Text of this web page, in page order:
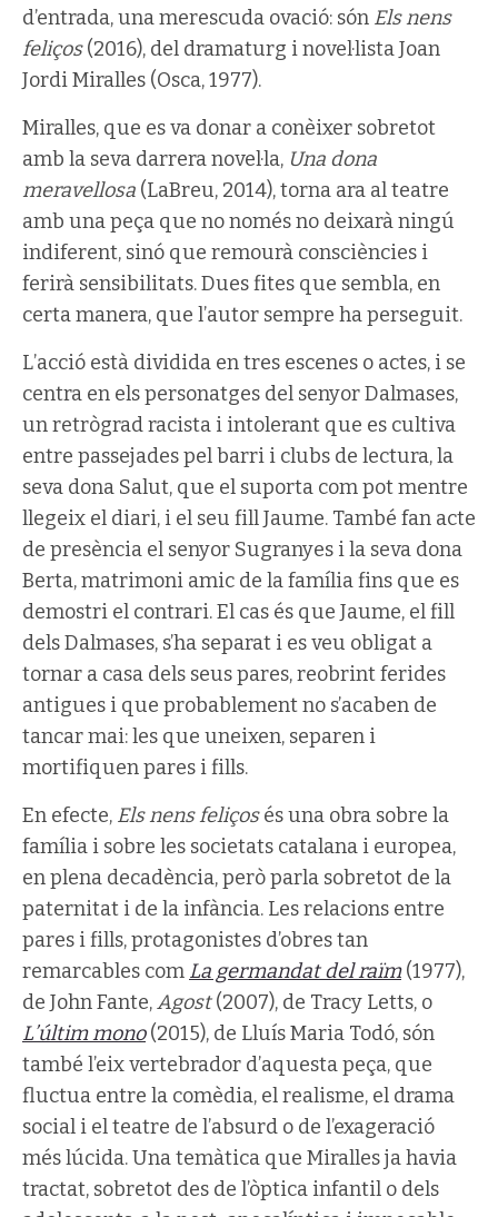
d’entrada, una merescuda ovació: són Els nens
feliços(2016), del dramaturg i novel·lista Joan
Jordi Miralles (Osca, 1977).
Miralles, que es va donar a conèixer sobretot
amb la seva darrera novel·la, Una dona
meravellosa (LaBreu, 2014), torna ara al teatre
amb una peça que no només no deixarà ningú
indiferent, sinó que remourà consciències i
ferirà sensibilitats. Dues fites que sembla, en
certa manera, que l’autor sempre ha perseguit.
L’acció està dividida en tres escenes o actes, i se
centra en els personatges del senyor Dalmases,
un retrògrad racista i intolerant que es cultiva
entre passejades pel barri i clubs de lectura, la
seva dona Salut, que el suporta com pot mentre
llegeix el diari, i el seu fill Jaume. També fan acte
de presència el senyor Sugranyes i la seva dona
Berta, matrimoni amic de la família fins que es
demostri el contrari. El cas és que Jaume, el fill
dels Dalmases, s’ha separat i es veu obligat a
tornar a casa dels seus pares, reobrint ferides
antigues i que probablement no s’acaben de
tancar mai: les que uneixen, separen i
mortifiquen pares i fills.
En efecte, Els nens feliçosés una obra sobre la
família i sobre les societats catalana i europea,
en plena decadència, però parla sobretot de la
paternitat i de la infància. Les relacions entre
pares i fills, protagonistes d’obres tan
remarcables com La germandat del raïm(1977),
de John Fante,Agost(2007), de Tracy Letts, o
L’últim mono(2015), de Lluís Maria Todó, són
també l’eix vertebrador d’aquesta peça, que
fluctua entre la comèdia, el realisme, el drama
social i el teatre de l’absurd o de l’exageració
més lúcida. Una temàtica que Miralles ja havia
tractat, sobretot des de l’òptica infantil o dels